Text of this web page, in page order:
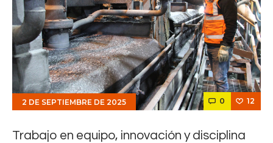
2 DE SEPTIEMBRE DE 2025 0 12
Trabajo en equipo, innovación y disciplina